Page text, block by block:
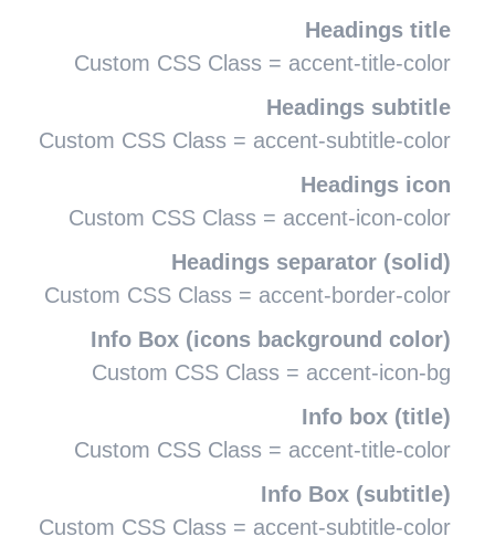
Headings title
Custom CSS Class = accent-title-color
Headings subtitle
Custom CSS Class = accent-subtitle-color
Headings icon
Custom CSS Class = accent-icon-color
Headings separator (solid)
Custom CSS Class = accent-border-color
Info Box (icons background color)
Custom CSS Class = accent-icon-bg
Info box (title)
Custom CSS Class = accent-title-color
Info Box (subtitle)
Custom CSS Class = accent-subtitle-color